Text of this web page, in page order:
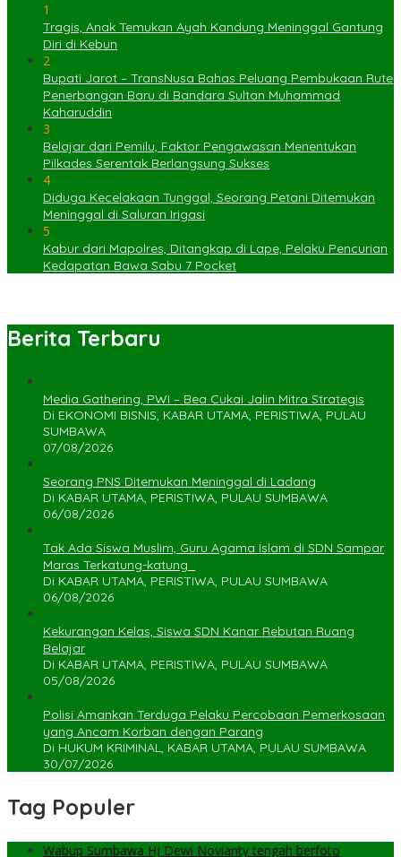
1
Tragis, Anak Temukan Ayah Kandung Meninggal Gantung
Diri di Kebun
2
Bupati Jarot – TransNusa Bahas Peluang Pembukaan Rute
Penerbangan Baru di Bandara Sultan Muhammad
Kaharuddin
3
Belajar dari Pemilu, Faktor Pengawasan Menentukan
Pilkades Serentak Berlangsung Sukses
4
Diduga Kecelakaan Tunggal, Seorang Petani Ditemukan
Meninggal di Saluran Irigasi
5
Kabur dari Mapolres, Ditangkap di Lape, Pelaku Pencurian
Kedapatan Bawa Sabu 7 Pocket
Berita Terbaru
Media Gathering, PWI – Bea Cukai Jalin Mitra Strategis
Di EKONOMI BISNIS, KABAR UTAMA, PERISTIWA, PULAU
SUMBAWA
07/08/2026
Seorang PNS Ditemukan Meninggal di Ladang
Di KABAR UTAMA, PERISTIWA, PULAU SUMBAWA
06/08/2026
Tak Ada Siswa Muslim, Guru Agama Islam di SDN Sampar
Maras Terkatung-katung ‎
Di KABAR UTAMA, PERISTIWA, PULAU SUMBAWA
06/08/2026
Kekurangan Kelas, Siswa SDN Kanar Rebutan Ruang
Belajar
Di KABAR UTAMA, PERISTIWA, PULAU SUMBAWA
05/08/2026
Polisi Amankan Terduga Pelaku Percobaan Pemerkosaan
yang Ancam Korban dengan Parang
Di HUKUM KRIMINAL, KABAR UTAMA, PULAU SUMBAWA
30/07/2026
Tag Populer
Wabup Sumbawa Hj Dewi Novianty tengah berfoto